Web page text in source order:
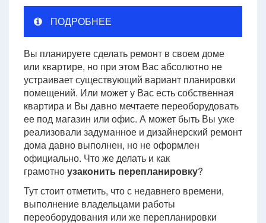
ПОДРОБНЕЕ
Вы планируете сделать ремонт в своем доме
или квартире, но при этом Вас абсолютно не
устраивает существующий вариант планировки
помещений. Или может у Вас есть собственная
квартира и Вы давно мечтаете переоборудовать
ее под магазин или офис. А может быть Вы уже
реализовали задуманное и дизайнерский ремонт
дома давно выполнен, но не оформлен
официально. Что же делать и как
грамотноузаконить перепланировку?
Тут стоит отметить, что с недавнего времени,
выполнение владельцами работы
переоборудования или же перепланировки